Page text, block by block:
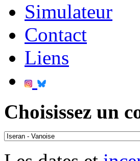
Simulateur
Contact
Liens
Choisissez un